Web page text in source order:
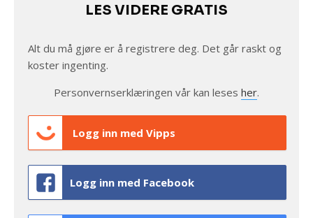
LES VIDERE GRATIS
Alt du må gjøre er å registrere deg. Det går raskt og
koster ingenting.
Personvernserklæringen vår kan leses her.
Logg inn med Vipps
Logg inn med Facebook